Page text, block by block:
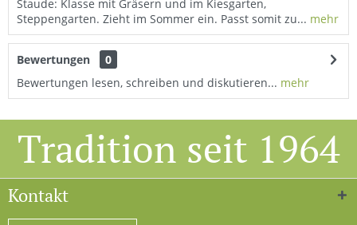
Staude: Klasse mit Gräsern und im Kiesgarten,
Steppengarten. Zieht im Sommer ein. Passt somit zu... mehr
Bewertungen
0
Bewertungen lesen, schreiben und diskutieren... mehr
Tradition seit 1964
Kontakt